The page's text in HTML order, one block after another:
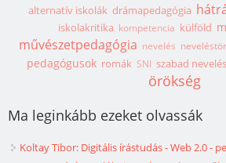
alternatív iskolák drámapedagógia
iskolakritika kompetencia külföld
művészetpedagógia nevelés
pedagógusok romák SNI szabad nevelés
örökség
Ma leginkább ezeket olvassák
Koltay Tibor: Digitális írástudás - Web 2.0 -